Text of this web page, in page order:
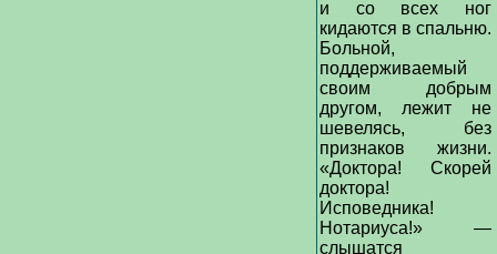
и со всех ног
кидаются в спальню.
Больной,
поддерживаемый
своим добрым
другом, лежит не
шевелясь, без
признаков жизни.
«Доктора! Скорей
доктора!
Исповедника!
Нотариуса!» —
слышатся